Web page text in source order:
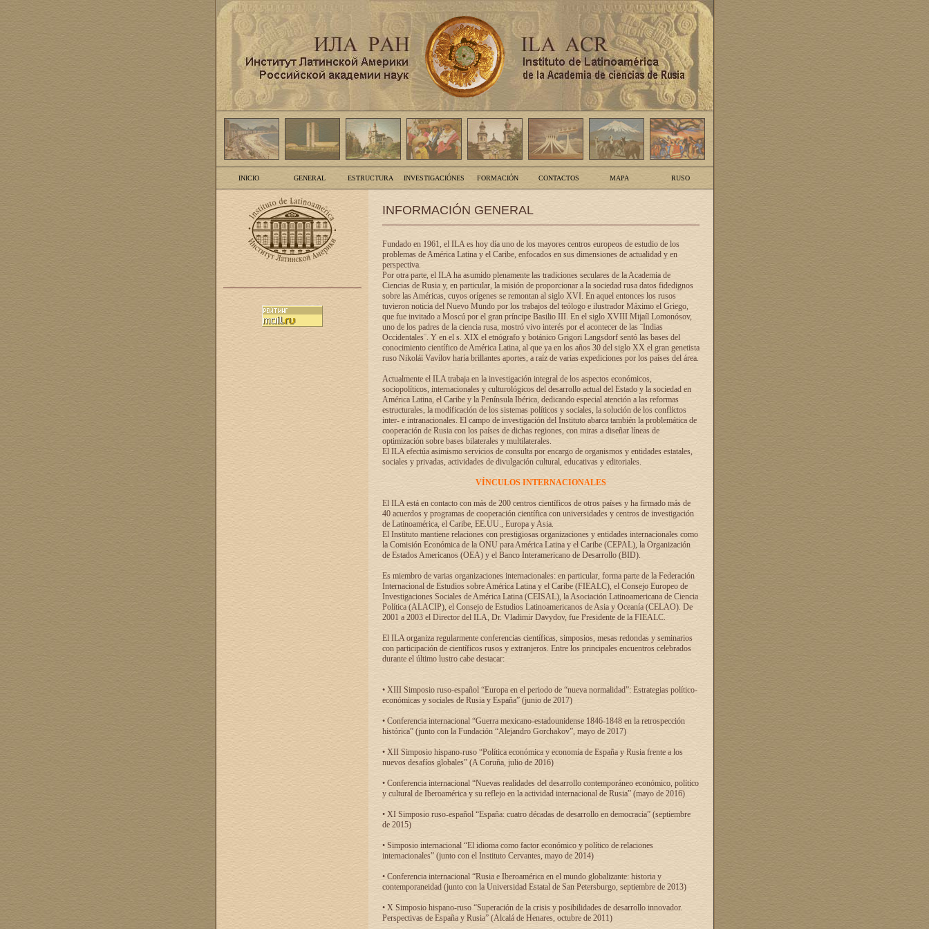
INICIO GENERAL ESTRUCTURA INVESTIGACIÓNES FORMACIÓN CONTACTOS MAPA RUSO
INFORMACIÓN GENERAL
Fundado en 1961, el ILA es hoy día uno de los mayores centros europeos de estudio de los
problemas de América Latina y el Caribe, enfocados en sus dimensiones de actualidad y en
perspectiva.
Por otra parte, el ILA ha asumido plenamente las tradiciones seculares de la Academia de
Ciencias de Rusia y, en particular, la misión de proporcionar a la sociedad rusa datos fidedignos
sobre las Américas, cuyos orígenes se remontan al siglo XVI. En aquel entonces los rusos
tuvieron noticia del Nuevo Mundo por los trabajos del teólogo e ilustrador Máximo el Griego,
que fue invitado a Moscú por el gran príncipe Basilio III. En el siglo XVIII Mijaíl Lomonósov,
uno de los padres de la ciencia rusa, mostró vivo interés por el acontecer de las ¨Indias
Occidentales¨. Y en el s. XIX el etnógrafo y botánico Grigori Langsdorf sentó las bases del
conocimiento científico de América Latina, al que ya en los años 30 del siglo XX el gran genetista
ruso Nikolái Vavílov haría brillantes aportes, a raíz de varias expediciones por los países del área.
Actualmente el ILA trabaja en la investigación integral de los aspectos económicos,
sociopolíticos, internacionales y culturológicos del desarrollo actual del Estado y la sociedad en
América Latina, el Caribe y la Península Ibérica, dedicando especial atención a las reformas
estructurales, la modificación de los sistemas políticos y sociales, la solución de los conflictos
inter- e intranacionales. El campo de investigación del Instituto abarca también la problemática de
cooperación de Rusia con los países de dichas regiones, con miras a diseñar líneas de
optimización sobre bases bilaterales y multilaterales.
El ILA efectúa asimismo servicios de consulta por encargo de organismos y entidades estatales,
sociales y privadas, actividades de divulgación cultural, educativas y editoriales.
VÍNCULOS INTERNACIONALES
El ILA está en contacto con más de 200 centros científicos de otros países y ha firmado más de
40 acuerdos y programas de cooperación científica con universidades y centros de investigación
de Latinoamérica, el Caribe, EE.UU., Europa y Asia.
El Instituto mantiene relaciones con prestigiosas organizaciones y entidades internacionales como
la Comisión Económica de la ONU para América Latina y el Caribe (CEPAL), la Organización
de Estados Americanos (OEA) y el Banco Interamericano de Desarrollo (BID).
Es miembro de varias organizaciones internacionales: en particular, forma parte de la Federación
Internacional de Estudios sobre América Latina y el Caribe (FIEALC), el Consejo Europeo de
Investigaciones Sociales de América Latina (CEISAL), la Asociación Latinoamericana de Ciencia
Política (ALACIP), el Consejo de Estudios Latinoamericanos de Asia y Oceanía (CELAO). De
2001 a 2003 el Director del ILA, Dr. Vladimir Davydov, fue Presidente de la FIEALC.
El ILA organiza regularmente conferencias científicas, simposios, mesas redondas y seminarios
con participación de científicos rusos y extranjeros. Entre los principales encuentros celebrados
durante el último lustro cabe destacar:
• XIII Simposio ruso-español “Europa en el periodo de “nueva normalidad”: Estrategias político-
económicas y sociales de Rusia y España” (junio de 2017)
• Conferencia internacional “Guerra mexicano-estadounidense 1846-1848 en la retrospección
histórica” (junto con la Fundación “Alejandro Gorchakov”, mayo de 2017)
• XII Simposio hispano-ruso “Política económica y economía de España y Rusia frente a los
nuevos desafíos globales” (A Coruña, julio de 2016)
• Conferencia internacional “Nuevas realidades del desarrollo contemporáneo económico, político
y cultural de Iberoamérica y su reflejo en la actividad internacional de Rusia” (mayo de 2016)
• XI Simposio ruso-español “España: cuatro décadas de desarrollo en democracia” (septiembre
de 2015)
• Simposio internacional “El idioma como factor económico y político de relaciones
internacionales” (junto con el Instituto Cervantes, mayo de 2014)
• Conferencia internacional “Rusia e Iberoamérica en el mundo globalizante: historia y
contemporaneidad (junto con la Universidad Estatal de San Petersburgo, septiembre de 2013)
• X Simposio hispano-ruso “Superación de la crisis y posibilidades de desarrollo innovador.
Perspectivas de España y Rusia” (Alcalá de Henares, octubre de 2011)